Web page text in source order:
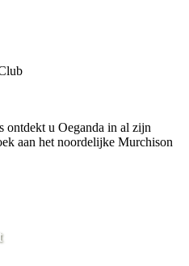
ontdekt u Oeganda in al zijn
aan het noordelijke Murchison